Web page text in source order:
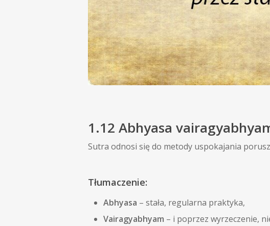
1.12 Abhyasa
Sutra odnosi się do metody uspokajania
Tłumaczenie:
Abhyasa – stała, regularna praktyka,
Vairagyabhyam – i poprzez wyrzeczenie,